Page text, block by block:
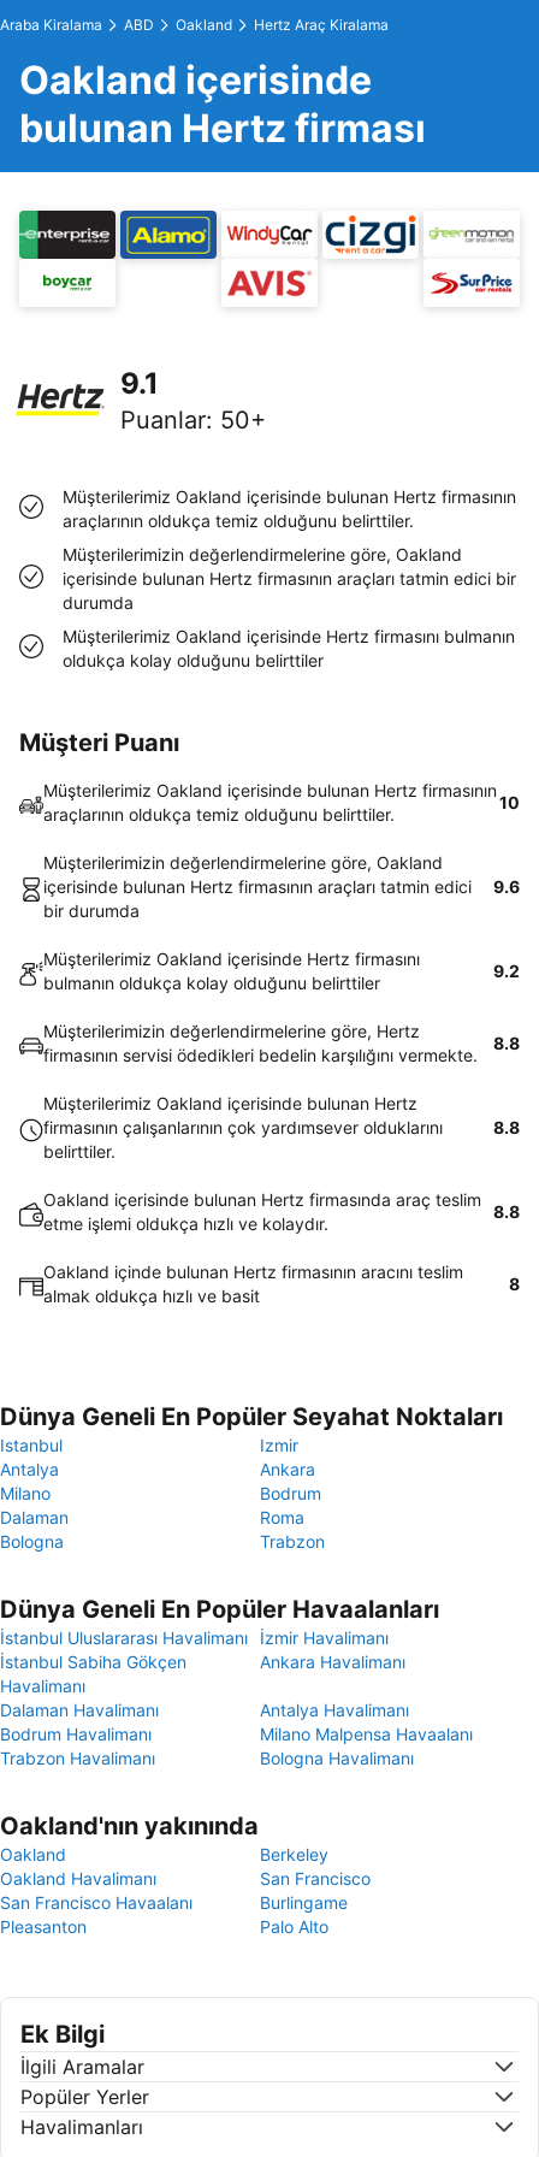
Araba Kiralama ABD Oakland Hertz Araç Kiralama
Oakland içerisinde
bulunan Hertz firması
9.1
Puanlar: 50+
Müşterilerimiz Oakland içerisinde bulunan Hertz firmasının
araçlarının oldukça temiz olduğunu belirttiler.
Müşterilerimizin değerlendirmelerine göre, Oakland
içerisinde bulunan Hertz firmasının araçları tatmin edici bir
durumda
Müşterilerimiz Oakland içerisinde Hertz firmasını bulmanın
oldukça kolay olduğunu belirttiler
Müşteri Puanı
Müşterilerimiz Oakland içerisinde bulunan Hertz firmasının
araçlarının oldukça temiz olduğunu belirttiler.
10
Müşterilerimizin değerlendirmelerine göre, Oakland
içerisinde bulunan Hertz firmasının araçları tatmin edici
bir durumda
9.6
Müşterilerimiz Oakland içerisinde Hertz firmasını
bulmanın oldukça kolay olduğunu belirttiler
9.2
Müşterilerimizin değerlendirmelerine göre, Hertz
firmasının servisi ödedikleri bedelin karşılığını vermekte.
8.8
Müşterilerimiz Oakland içerisinde bulunan Hertz
firmasının çalışanlarının çok yardımsever olduklarını
belirttiler.
8.8
Oakland içerisinde bulunan Hertz firmasında araç teslim
etme işlemi oldukça hızlı ve kolaydır.
8.8
Oakland içinde bulunan Hertz firmasının aracını teslim
almak oldukça hızlı ve basit
8
Dünya Geneli En Popüler Seyahat Noktaları
Istanbul
Izmir
Antalya
Ankara
Milano
Bodrum
Dalaman
Roma
Bologna
Trabzon
Dünya Geneli En Popüler Havaalanları
İstanbul Uluslararası Havalimanı
İzmir Havalimanı
İstanbul Sabiha Gökçen
Havalimanı
Ankara Havalimanı
Dalaman Havalimanı
Antalya Havalimanı
Bodrum Havalimanı
Milano Malpensa Havaalanı
Trabzon Havalimanı
Bologna Havalimanı
Oakland'nın yakınında
Oakland
Berkeley
Oakland Havalimanı
San Francisco
San Francisco Havaalanı
Burlingame
Pleasanton
Palo Alto
Ek Bilgi
İlgili Aramalar
Popüler Yerler
Havalimanları